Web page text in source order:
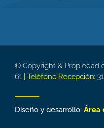
© Copyright & Propiedad
61 | Teléfono Recepción:
Diseño y desarrollo: Área